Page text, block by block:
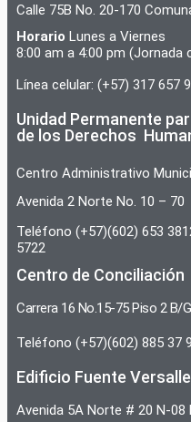
Calle 75B No. 20-170
Horario Lunes a Viernes
8:00 am a 4:00 pm (Jornada
Línea celular: (+57) 317 657
Unidad Permanente
de los Derechos
Centro Administrativo
Avenida 2 Norte No. 10 – 70
Teléfono (+57)(602) 653
5722
Centro de Conciliación
Carrera 16 No.15-75 Piso 2 B/
Teléfono (+57)(602) 885 37
Edificio Fuente
Avenida 5A Norte # 20 N-08